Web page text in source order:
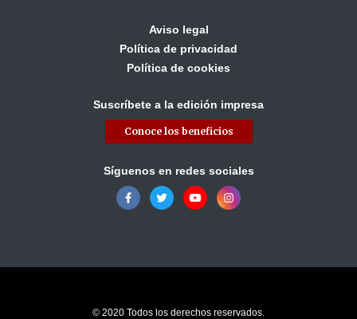
Aviso legal
Política de privacidad
Política de cookies
Suscríbete a la edición impresa
Conoce los beneficios
Síguenos en redes sociales
© 2020 Todos los derechos reservados.